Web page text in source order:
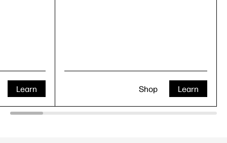
Learn Learn
Shop